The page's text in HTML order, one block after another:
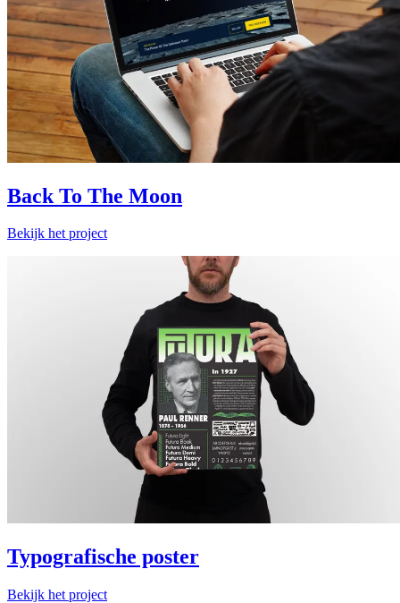
Back To The Moon
Bekijk het project
Typografische poster
Bekijk het project